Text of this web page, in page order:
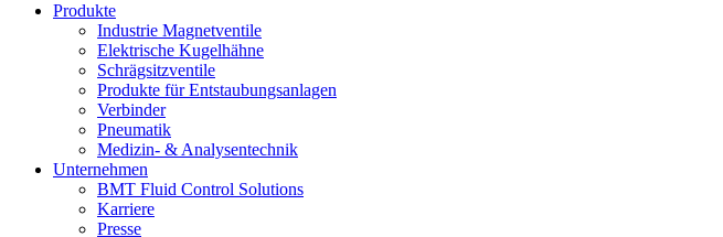
Produkte
Industrie Magnetventile
Elektrische Kugelhähne
Schrägsitzventile
Produkte für Entstaubungsanlagen
Verbinder
Pneumatik
Medizin- & Analysentechnik
Unternehmen
BMT Fluid Control Solutions
Karriere
Presse